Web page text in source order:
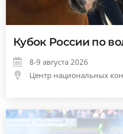
Кубок России по
8-9 августа 2026
Центр национальных